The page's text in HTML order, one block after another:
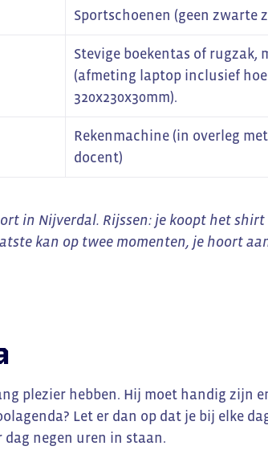
Sportschoenen (geen zwarte
Stevige boekentas of rugzak,
(afmeting laptop inclusief
320x230x30mm).
Rekenmachine (in overleg
docent)
in Nijverdal. Rijssen: je koopt het
kan op twee momenten, je hoort
plezier hebben. Hij moet handig zijn
Let er dan op dat je bij elke
negen uren in staan.